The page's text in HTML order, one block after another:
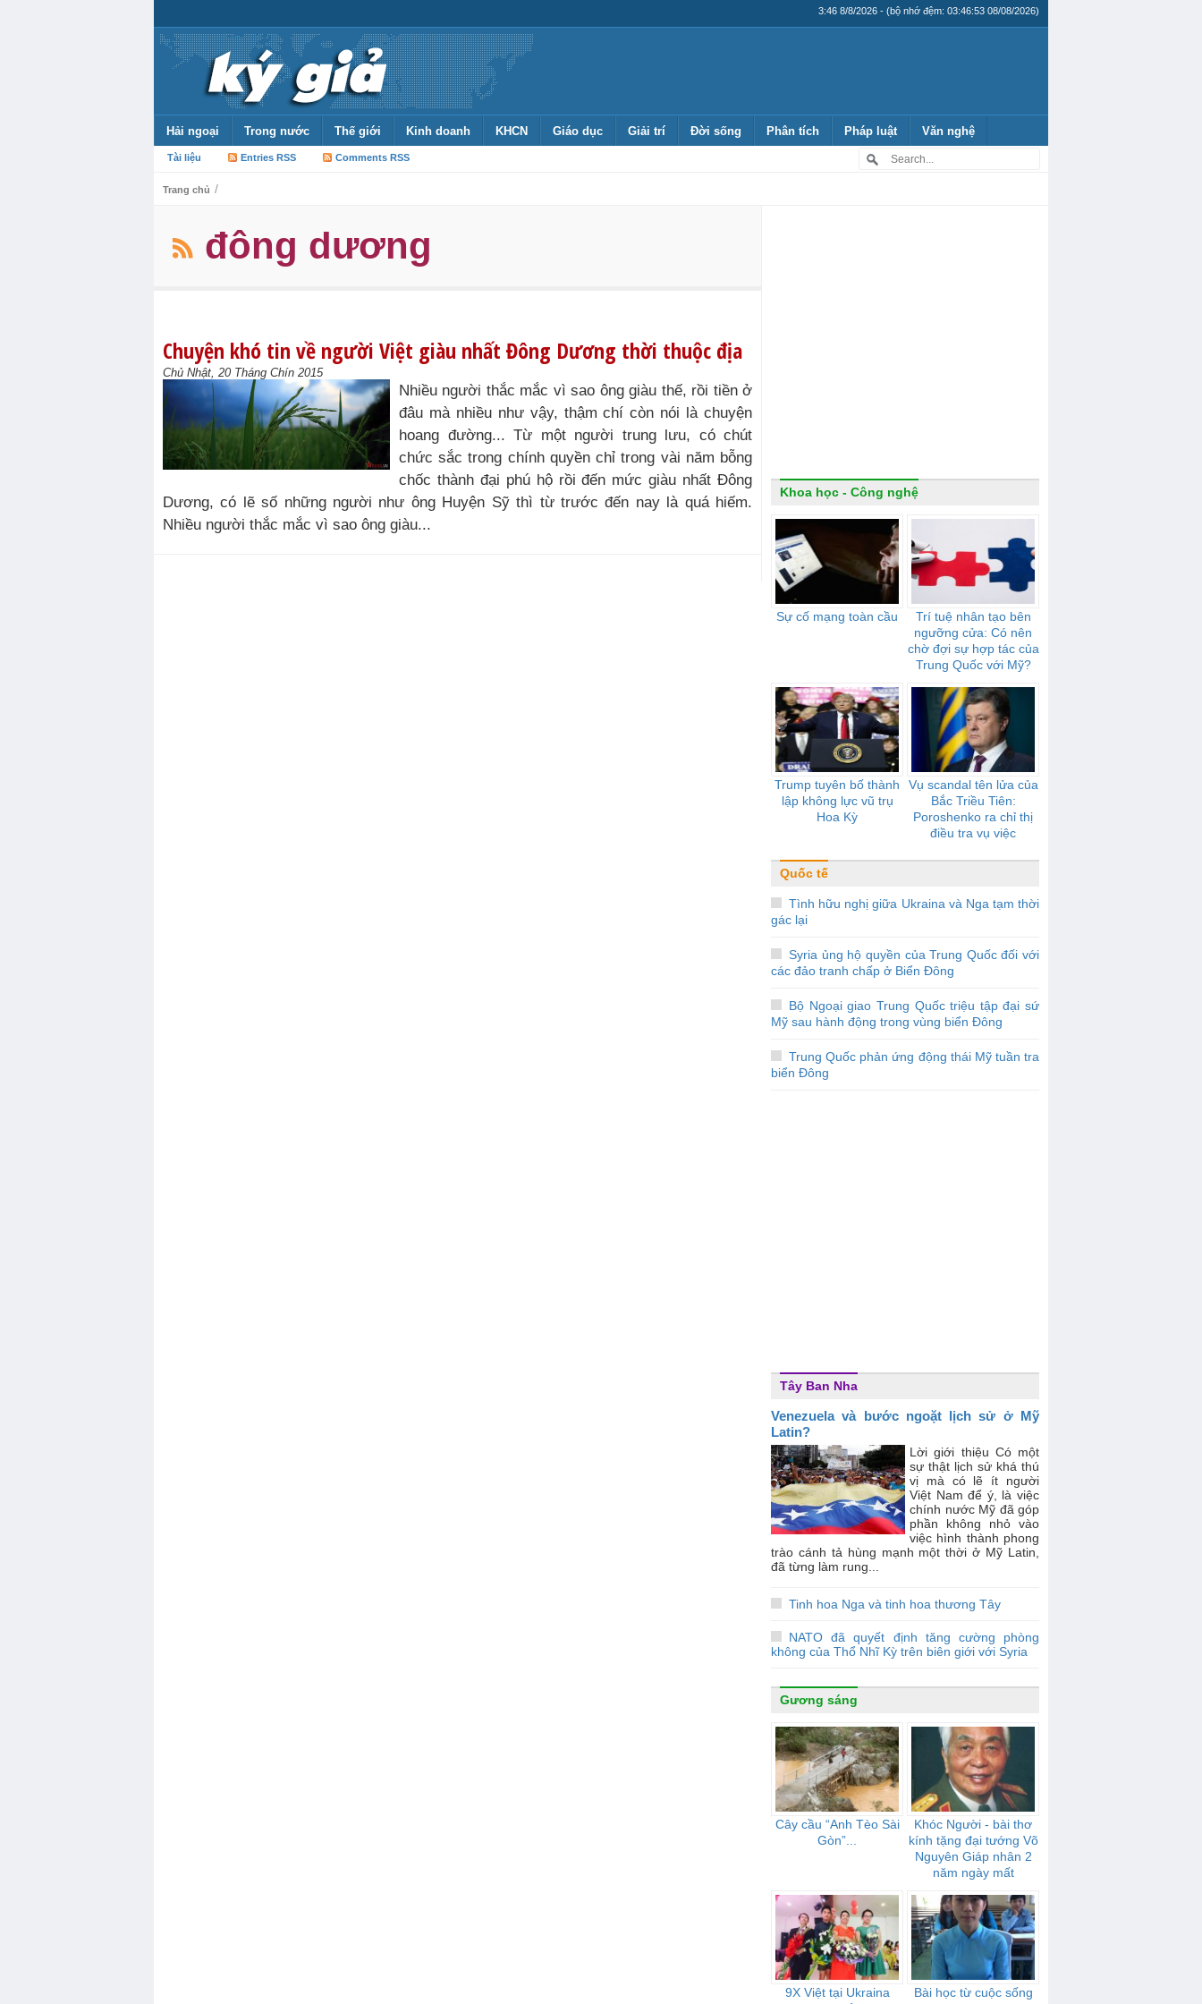
3:46 8/8/2026 - (bộ nhớ đệm: 03:46:53 08/08/2026)
Hải ngoại Trong nước Thế giới Kinh doanh KHCN Giáo dục Giải trí Đời sống Phân tích Pháp luật Văn nghệ
Tài liệu Entries RSS Comments RSS
Trang chủ /
đông dương
Chuyện khó tin về người Việt giàu nhất Đông Dương thời thuộc địa
Chủ Nhật, 20 Tháng Chín 2015
Nhiều người thắc mắc vì sao ông giàu thế, rồi tiền ở
đâu mà nhiều như vậy, thậm chí còn nói là chuyện
hoang đường... Từ một người trung lưu, có chút
chức sắc trong chính quyền chỉ trong vài năm bỗng
chốc thành đại phú hộ rồi đến mức giàu nhất Đông
Dương, có lẽ số những người như ông Huyện Sỹ thì từ trước đến nay là quá hiếm.
Nhiều người thắc mắc vì sao ông giàu...
Khoa học - Công nghệ
Sự cố mạng toàn cầu
Trí tuệ nhân tạo bên
ngưỡng cửa: Có nên
chờ đợi sự hợp tác của
Trung Quốc với Mỹ?
Trump tuyên bố thành
lập không lực vũ trụ
Hoa Kỳ
Vụ scandal tên lửa của
Bắc Triều Tiên:
Poroshenko ra chỉ thị
điều tra vụ việc
Quốc tế
Tình hữu nghị giữa Ukraina và Nga tạm thời
gác lại
Syria ủng hộ quyền của Trung Quốc đối với
các đảo tranh chấp ở Biển Đông
Bộ Ngoại giao Trung Quốc triệu tập đại sứ
Mỹ sau hành động trong vùng biển Đông
Trung Quốc phản ứng động thái Mỹ tuần tra
biển Đông
Tây Ban Nha
Venezuela và bước ngoặt lịch sử ở Mỹ
Latin?
Lời giới thiệu Có một
sự thật lịch sử khá thú
vị mà có lẽ ít người
Việt Nam để ý, là việc
chính nước Mỹ đã góp
phần không nhỏ vào
việc hình thành phong
trào cánh tả hùng mạnh một thời ở Mỹ Latin,
đã từng làm rung...
Tinh hoa Nga và tinh hoa thương Tây
NATO đã quyết định tăng cường phòng
không của Thổ Nhĩ Kỳ trên biên giới với Syria
Gương sáng
Cây cầu “Anh Tèo Sài
Gòn”...
Khóc Người - bài thơ
kính tặng đại tướng Võ
Nguyên Giáp nhân 2
năm ngày mất
9X Việt tại Ukraina
Bài học từ cuộc sống